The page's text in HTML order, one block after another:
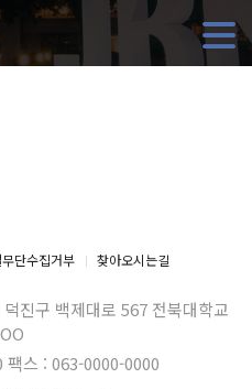
단수집거부 찾아오시는길
진구 백제대로 567 전북대학교
팩스 : 063-0000-0000